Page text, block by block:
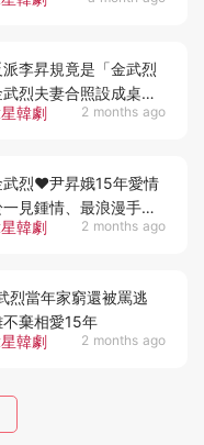
韓劇 2 months ago
派李昇規竟是「金武烈
烈夫妻合照設成桌
～
韓劇 2 months ago
武烈♥尹昇娥15年愛情
見鍾情、最浪漫手滑
紗照
韓劇 2 months ago
烈當年家窮還被罵逃
棄相愛15年